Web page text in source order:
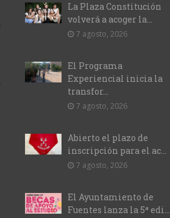
La Plaza Constitución
volverá a acoger la...
7 agosto, 2026
El Programa
Experiencial inicia la
transfor...
7 agosto, 2026
Abierto el plazo de
inscripción para el ac...
7 agosto, 2026
El Ayuntamiento de
Fuentes lanza la 5ª edi...